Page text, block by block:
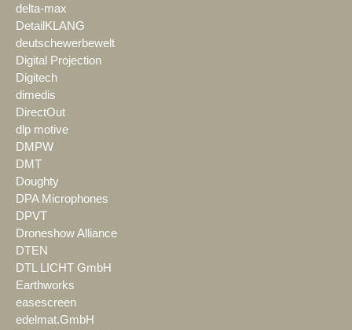
delta-max
DetailKLANG
deutschewerbewelt
Digital Projection
Digitech
dimedis
DirectOut
dlp motive
DMPW
DMT
Doughty
DPA Microphones
DPVT
Droneshow Alliance
DTEN
DTL LICHT GmbH
Earthworks
easescreen
edelmat.GmbH